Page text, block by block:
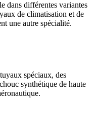
dans différentes variantes
de climatisation et de
une autre spécialité.
spéciaux, des
synthétique de haute